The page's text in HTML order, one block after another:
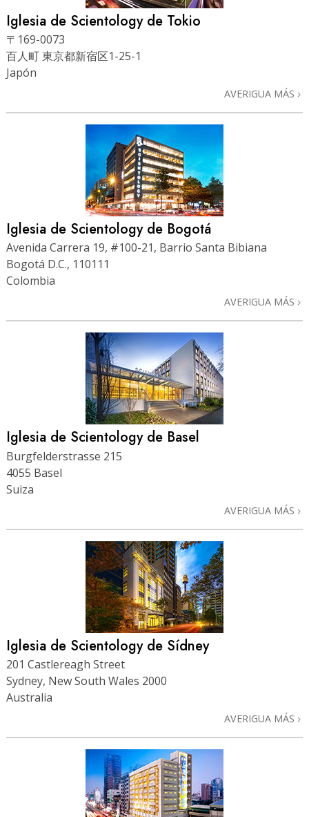
Iglesia de Scientology de Tokio
〒169-0073
百人町 東京都新宿区1-25-1
Japón
AVERIGUA MÁS
Iglesia de Scientology de Bogotá
Avenida Carrera 19, #100-21, Barrio Santa Bibiana
Bogotá D.C., 110111
Colombia
AVERIGUA MÁS
Iglesia de Scientology de Basel
Burgfelderstrasse 215
4055 Basel
Suiza
AVERIGUA MÁS
Iglesia de Scientology de Sídney
201 Castlereagh Street
Sydney, New South Wales 2000
Australia
AVERIGUA MÁS